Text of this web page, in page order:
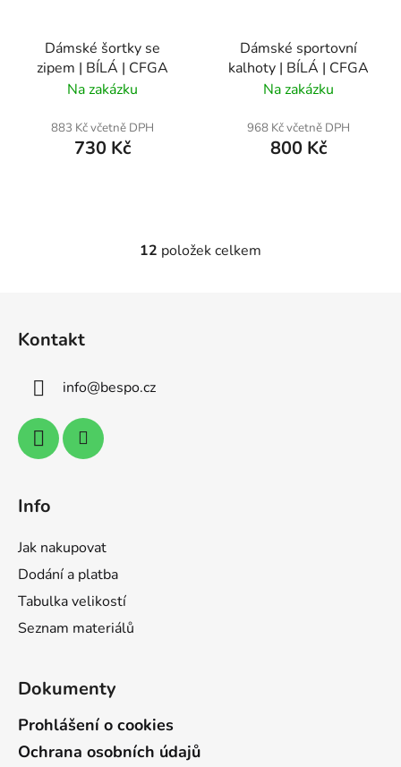
Dámské šortky se
zipem | BÍLÁ | CFGA
Na zakázku
883 Kč včetně DPH
730 Kč
Dámské sportovní
kalhoty | BÍLÁ | CFGA
Na zakázku
968 Kč včetně DPH
800 Kč
O
12 položek celkem
Kontakt
info@bespo.cz
Info
Jak nakupovat
Dodání a platba
Tabulka velikostí
Seznam materiálů
Dokumenty
Prohlášení o cookies
Ochrana osobních údajů